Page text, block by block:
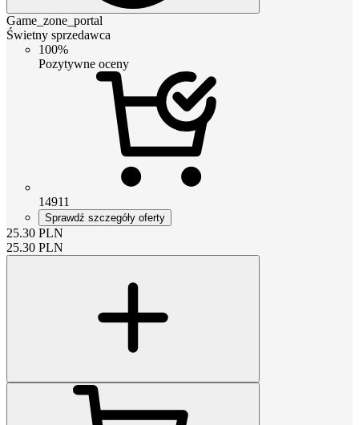
Game_zone_portal
Świetny sprzedawca
100%
Pozytywne oceny
14911
Sprawdź szczegóły oferty
25.30 PLN
25.30 PLN